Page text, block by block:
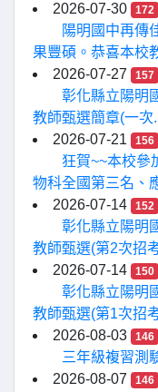
2026-07-30
172
陽明國中再傳
果豐碩。恭喜本校
2026-07-27
157
彰化縣立陽明
教師甄選簡章(一次
2026-07-21
156
狂賀~~本校參
物科全國第三名、
2026-07-14
152
彰化縣立陽明
教師甄選(第2次招
2026-07-14
150
彰化縣立陽明
教師甄選(第1次招
2026-08-03
146
三年級複習測
2026-08-07
146